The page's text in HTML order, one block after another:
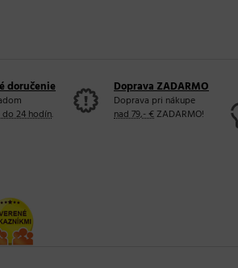
doručenie
24 hodín.
Doprava ZADARMO
Doprava pri nákupe
nad 79,- €ZADARMO!